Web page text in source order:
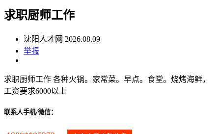
求职厨师工作
沈阳人才网 2026.08.09
举报
求职厨师工作 各种火锅。家常菜。早点。食堂。烧烤海鲜，
工资要求6000以上
联系人手机/微信：